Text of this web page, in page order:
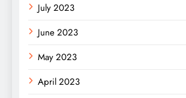
July 2023
June 2023
May 2023
April 2023